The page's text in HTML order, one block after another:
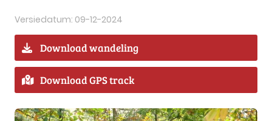
Versiedatum: 09-12-2024
Download wandeling
Download GPS track